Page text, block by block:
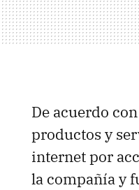
De acuerdo
productos y
internet por
la compañía y